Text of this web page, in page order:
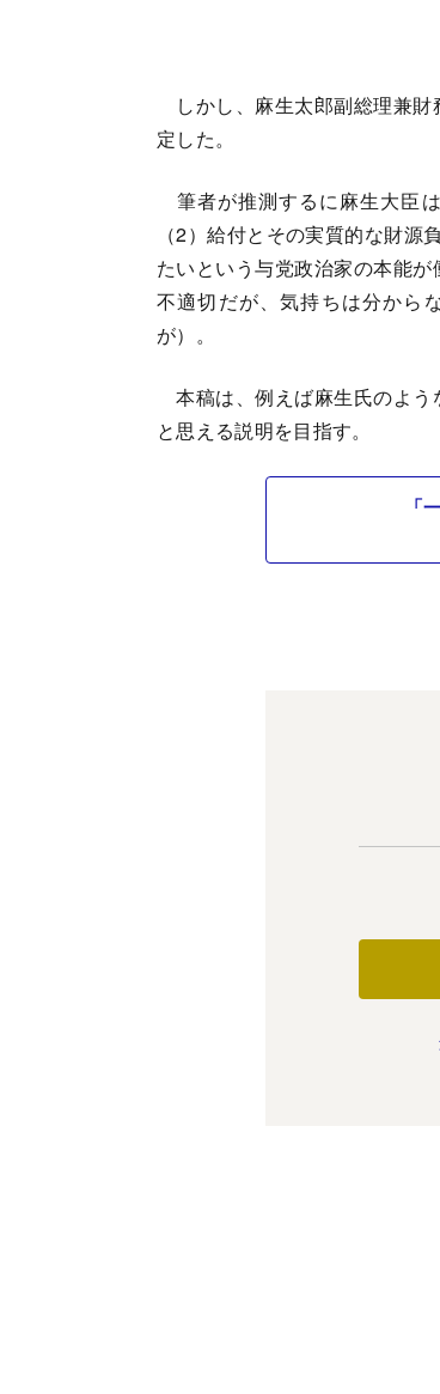
しかし、麻生太郎副総理兼財
定した。
筆者が推測するに麻生大臣
（2）給付とその実質的な財
たいという与党政治家の本能
不適切だが、気持ちは分から
が）。
本稿は、例えば麻生氏のよう
と思える説明を目指す。
「